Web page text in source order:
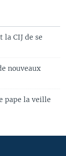
la CIJ de se
nouveaux
pape la veille